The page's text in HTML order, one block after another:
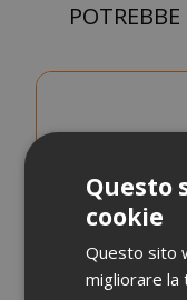
Questo
cookie
Questo sito
migliorare la